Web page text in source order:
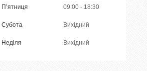
Пʼятниця 09:00 18:30
Субота Вихідний
Неділя Вихідний